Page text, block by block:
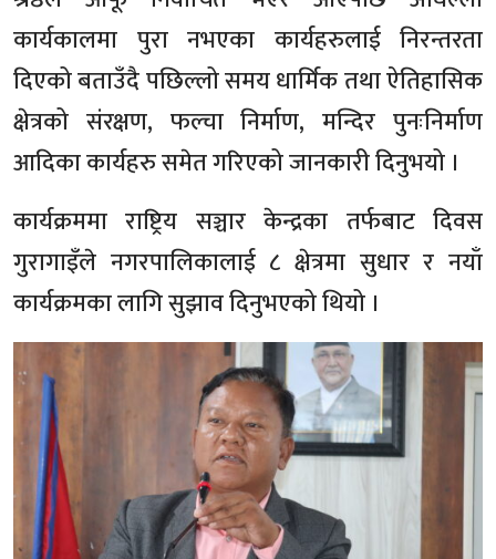
कार्यकालमा पुरा नभएका कार्यहरुलाई निरन्तरता
दिएको बताउँदै पछिल्लो समय धार्मिक तथा ऐतिहासिक
क्षेत्रको संरक्षण, फल्चा निर्माण, मन्दिर पुनःनिर्माण
आदिका कार्यहरु समेत गरिएको जानकारी दिनुभयो ।
कार्यक्रममा राष्ट्रिय सञ्चार केन्द्रका तर्फबाट दिवस
गुरागाइँले नगरपालिकालाई ८ क्षेत्रमा सुधार र नयाँ
कार्यक्रमका लागि सुझाव दिनुभएको थियो ।